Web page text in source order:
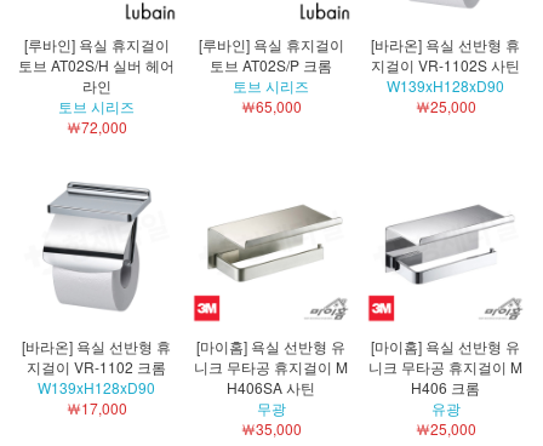
[루바인] 욕실 휴지걸이
토브 AT02S/H 실버 헤어
라인
토브 시리즈
￦72,000
[루바인] 욕실 휴지걸이
토브 AT02S/P 크롬
토브 시리즈
￦65,000
[바라온] 욕실 선반형 휴
지걸이 VR-1102S 사틴
W139xH128xD90
￦25,000
[바라온] 욕실 선반형 휴
지걸이 VR-1102 크롬
W139xH128xD90
￦17,000
[마이홈] 욕실 선반형 유
니크 무타공 휴지걸이 M
H406SA 사틴
무광
￦35,000
[마이홈] 욕실 선반형 유
니크 무타공 휴지걸이 M
H406 크롬
유광
￦25,000